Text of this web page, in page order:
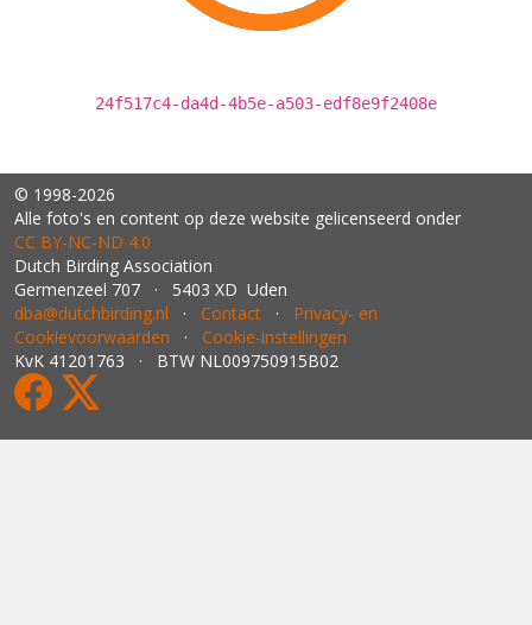
24f517c4-da4d-4b5e-a503-edf8e9f2408e
© 1998-2026
Alle foto's en content op deze website gelicenseerd onder
CC BY‑NC‑ND 4.0
Dutch Birding Association
Germenzeel 707 · 5403 XD Uden
dba@dutchbirding.nl · Contact · Privacy- en
Cookievoorwaarden · Cookie-instellingen
KvK 41201763 · BTW NL009750915B02